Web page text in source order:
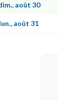
août 30
lun., août 31